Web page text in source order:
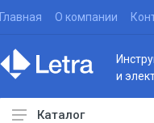
Главная О компании
и
Каталог